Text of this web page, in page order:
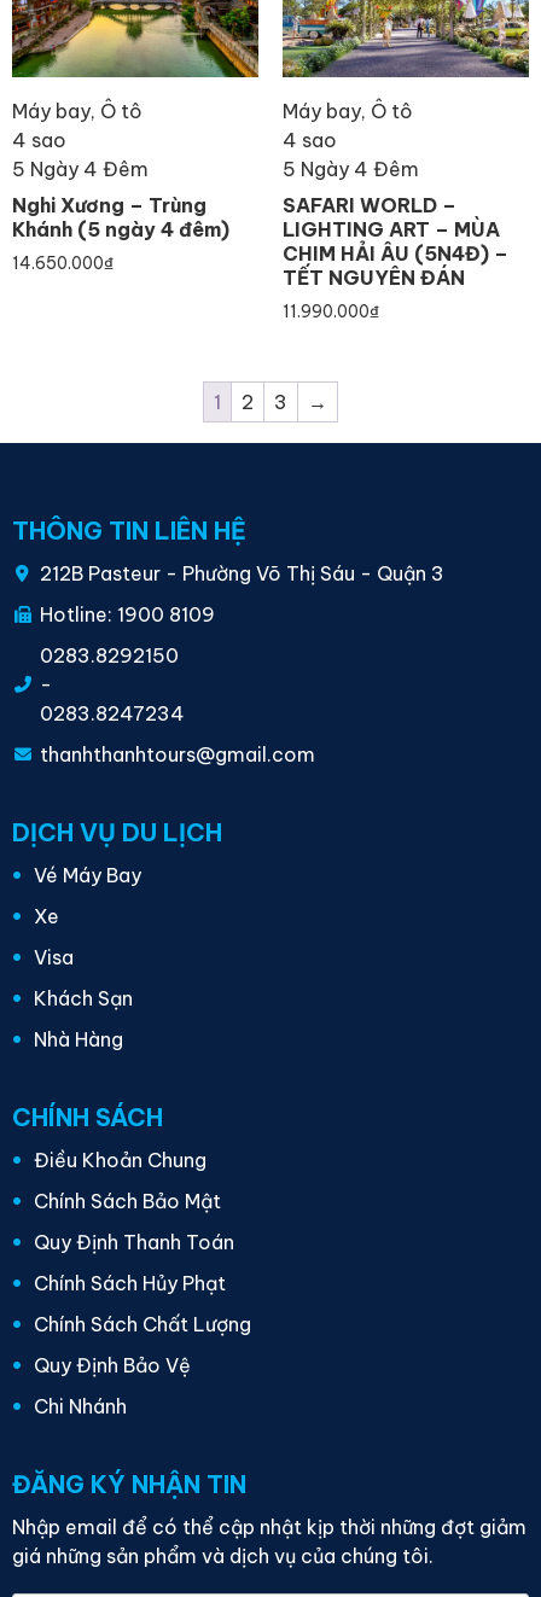
Máy bay, Ô tô
4 sao
5 Ngày 4 Đêm
Nghi Xương – Trùng
Khánh (5 ngày 4 đêm)
14.650.000₫
Máy bay, Ô tô
4 sao
5 Ngày 4 Đêm
SAFARI WORLD –
LIGHTING ART – MÙA
CHIM HẢI ÂU (5N4Đ) –
TẾT NGUYÊN ĐÁN
11.990.000₫
1 2 3 →
THÔNG TIN LIÊN HỆ
212B Pasteur - Phường Võ Thị Sáu - Quận 3
Hotline: 1900 8109
0283.8292150
-
0283.8247234
thanhthanhtours@gmail.com
DỊCH VỤ DU LỊCH
Vé Máy Bay
Xe
Visa
Khách Sạn
Nhà Hàng
CHÍNH SÁCH
Điều Khoản Chung
Chính Sách Bảo Mật
Quy Định Thanh Toán
Chính Sách Hủy Phạt
Chính Sách Chất Lượng
Quy Định Bảo Vệ
Chi Nhánh
ĐĂNG KÝ NHẬN TIN
Nhập email để có thể cập nhật kịp thời những đợt giảm
giá những sản phẩm và dịch vụ của chúng tôi.